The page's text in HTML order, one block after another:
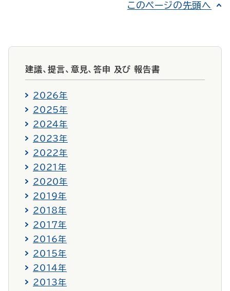
このページの先頭へ
建議、提言、意見、答申 及び 報告書
2026年
2025年
2024年
2023年
2022年
2021年
2020年
2019年
2018年
2017年
2016年
2015年
2014年
2013年